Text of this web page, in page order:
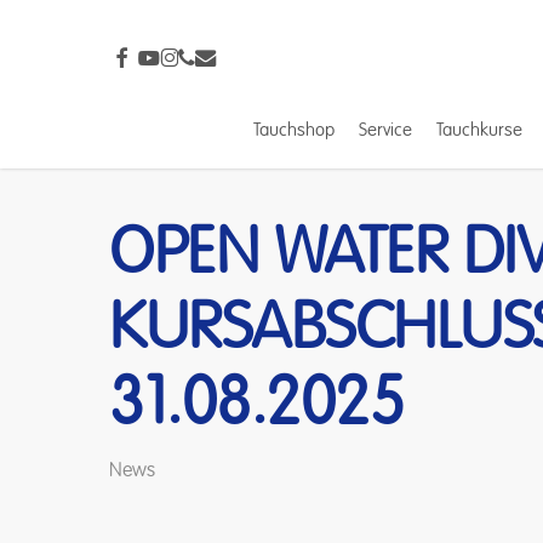
facebook
youtube
instagram
phone
email
Tauchshop Service Tauchkurse
OPEN WATER
31.08.2025
News